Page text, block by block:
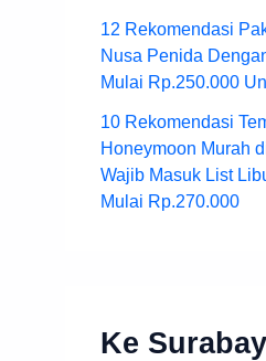
12 Rekomendasi
Nusa Penida
Mulai Rp.250.000
10 Rekomendasi
Honeymoon Murah
Wajib Masuk List
Mulai Rp.270.000
Ke